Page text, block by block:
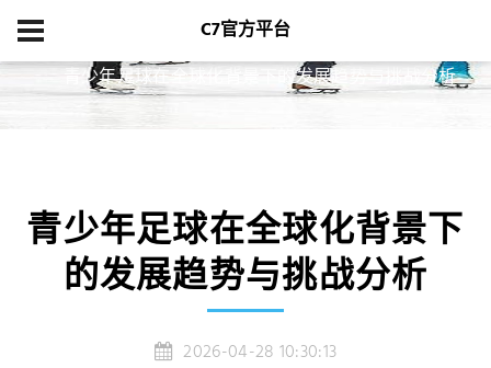
C7官方平台
青少年足球在全球化背景下的发展趋势与挑战分析
青少年足球在全球化背景下
的发展趋势与挑战分析
2026-04-28 10:30:13